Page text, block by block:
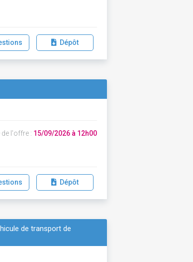
Dépôt
de l'offre : 15/09/2026 à 12h00
Dépôt
de transport de